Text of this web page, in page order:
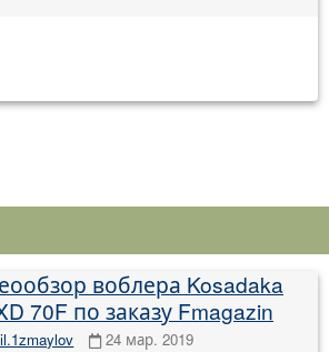
воблера Kosadaka
70F по заказу Fmagazin
24 мар. 2019